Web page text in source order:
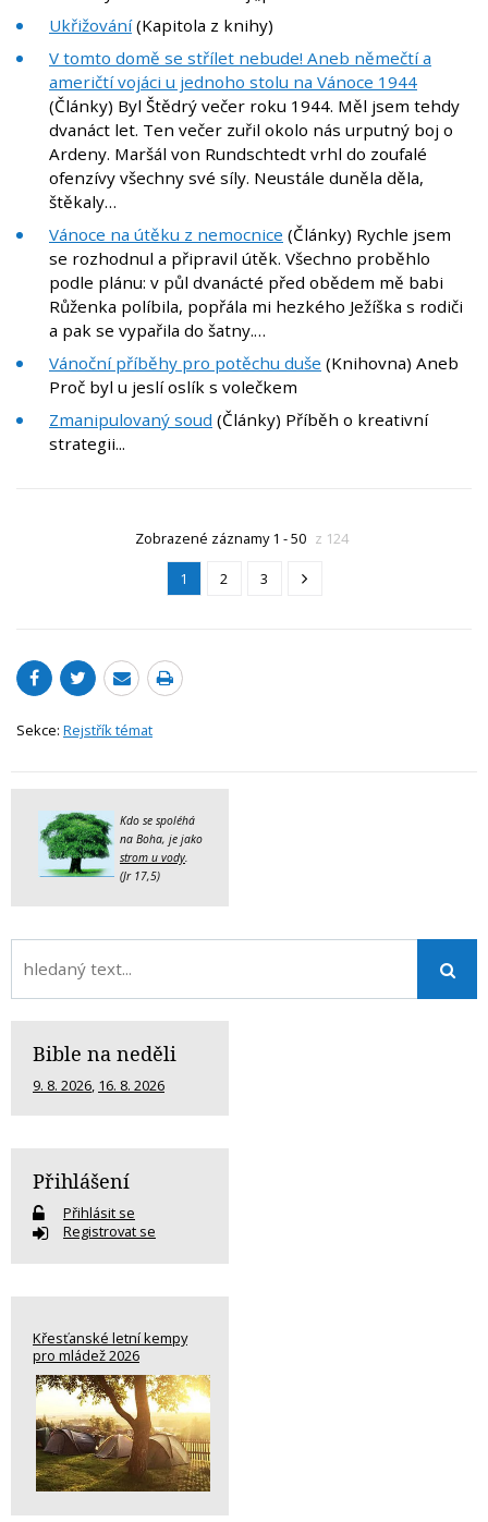
Ukřižování(Kapitola z knihy)
V tomto domě se střílet nebude! Aneb němečtí a
američtí vojáci u jednoho stolu na Vánoce 1944
(Články) Byl Štědrý večer roku 1944. Měl jsem tehdy
dvanáct let. Ten večer zuřil okolo nás urputný boj o
Ardeny. Maršál von Rundschtedt vrhl do zoufalé
ofenzívy všechny své síly. Neustále duněla děla,
štěkaly…
Vánoce na útěku z nemocnice (Články) Rychle jsem
se rozhodnul a připravil útěk. Všechno proběhlo
podle plánu: v půl dvanácté před obědem mě babi
Růženka políbila, popřála mi hezkého Ježíška s rodiči
a pak se vypařila do šatny.…
Vánoční příběhy pro potěchu duše (Knihovna) Aneb
Proč byl u jeslí oslík s volečkem
Zmanipulovaný soud (Články) Příběh o kreativní
strategii...
Zobrazené záznamy 1 - 50 z 124
1 2 3
Sekce: Rejstřík témat
Kdo se spoléhá
na Boha, je jako
strom u vody.
(Jr 17,5)
Bible na neděli
9. 8. 2026, 16. 8. 2026
Přihlášení
Přihlásit se
Registrovat se
Křesťanské letní kempy
pro mládež 2026